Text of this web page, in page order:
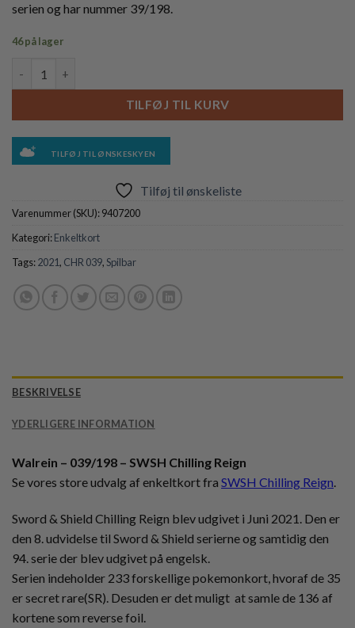
serien og har nummer 39/198.
46 på lager
TILFØJ TIL KURV
TILFØJ TIL ØNSKESKYEN
Tilføj til ønskeliste
Varenummer (SKU):9407200
Kategori:Enkeltkort
Tags:2021, CHR 039,Spilbar
BESKRIVELSE
YDERLIGERE INFORMATION
Walrein – 039/198 – SWSH Chilling Reign
Se vores store udvalg af enkeltkort fra SWSH Chilling Reign.
Sword & Shield Chilling Reign blev udgivet i Juni 2021. Den er
den 8. udvidelse til Sword & Shield serierne og samtidig den
94. serie der blev udgivet på engelsk.
Serien indeholder 233 forskellige pokemonkort, hvoraf de 35
er secret rare(SR). Desuden er det muligt at samle de 136 af
kortene som reverse foil.